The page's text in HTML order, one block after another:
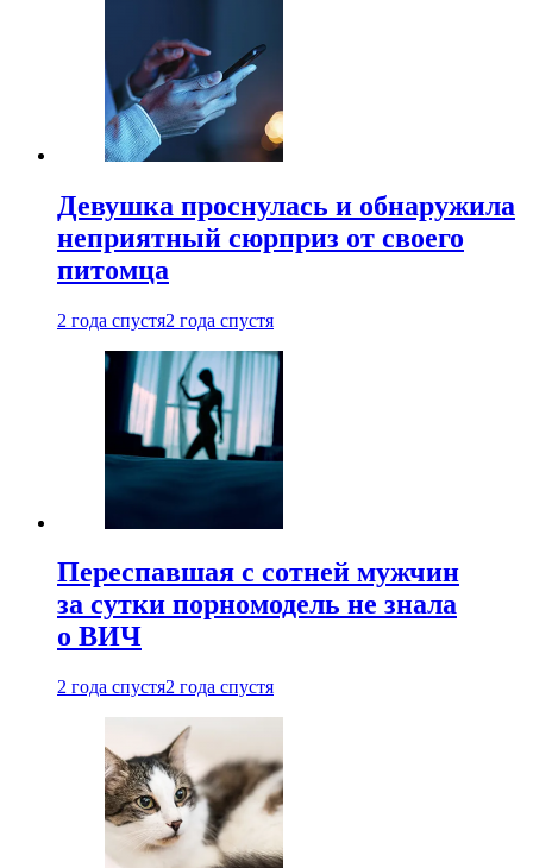
Девушка проснулась и обнаружила
неприятный сюрприз от своего
питомца
2 года спустя2 года спустя
Переспавшая с сотней мужчин
за сутки порномодель не знала
о ВИЧ
2 года спустя2 года спустя